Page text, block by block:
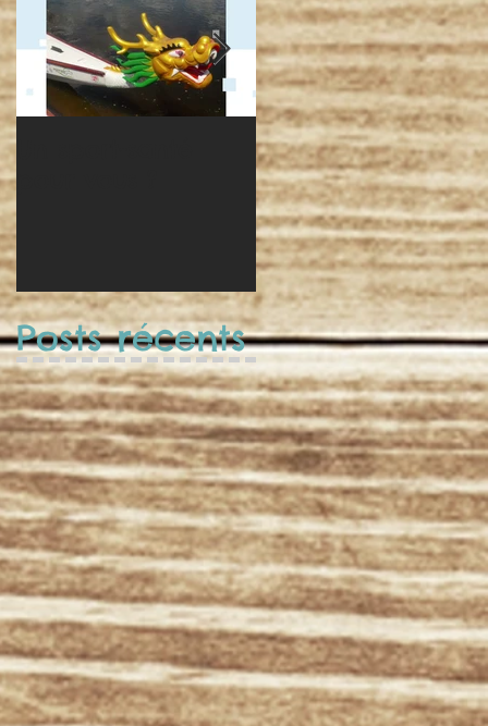
Séance de nav' du
10 avril !
Posts récents